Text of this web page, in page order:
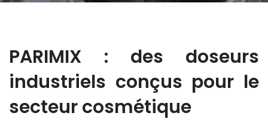
PARIMIX : des doseurs
industriels conçus pour le
secteur cosmétique